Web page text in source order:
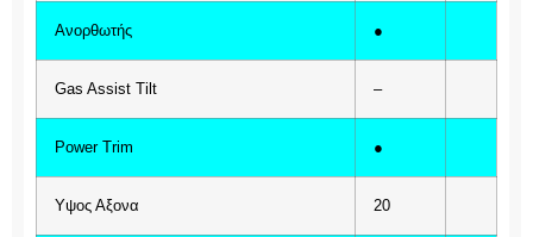
Ανορθωτής ●
Gas Assist Tilt –
Power Trim ●
Υψος Αξονα 20